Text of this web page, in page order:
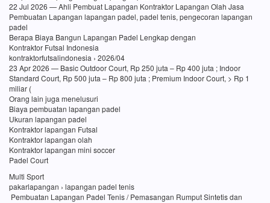
22 Jul 2026 — Ahli Pembuat Lapangan Kontraktor Lapangan Olah Jasa
Pembuatan Lapangan lapangan padel, padel tenis, pengecoran lapangan
padel
Berapa Biaya Bangun Lapangan Padel Lengkap dengan
Kontraktor Futsal Indonesia
kontraktorfutsalindonesia › 2026/04
23 Apr 2026 — Basic Outdoor Court, Rp 250 juta – Rp 400 juta ; Indoor
Standard Court, Rp 500 juta – Rp 800 juta ; Premium Indoor Court, > Rp 1
miliar (
Orang lain juga menelusuri
Biaya pembuatan lapangan padel
Ukuran lapangan padel
Kontraktor lapangan Futsal
Kontraktor lapangan olah
Kontraktor lapangan mini soccer
Padel Court
Multi Sport
pakarlapangan › lapangan padel tenis
Pembuatan Lapangan Padel Tenis / Pemasangan Rumput Sintetis dan